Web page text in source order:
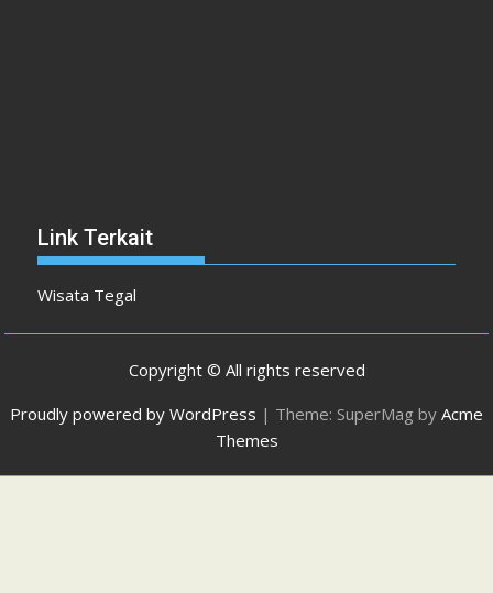
Link Terkait
Wisata Tegal
Copyright © All rights reserved
Proudly powered by WordPress | Theme: SuperMag by Acme
Themes